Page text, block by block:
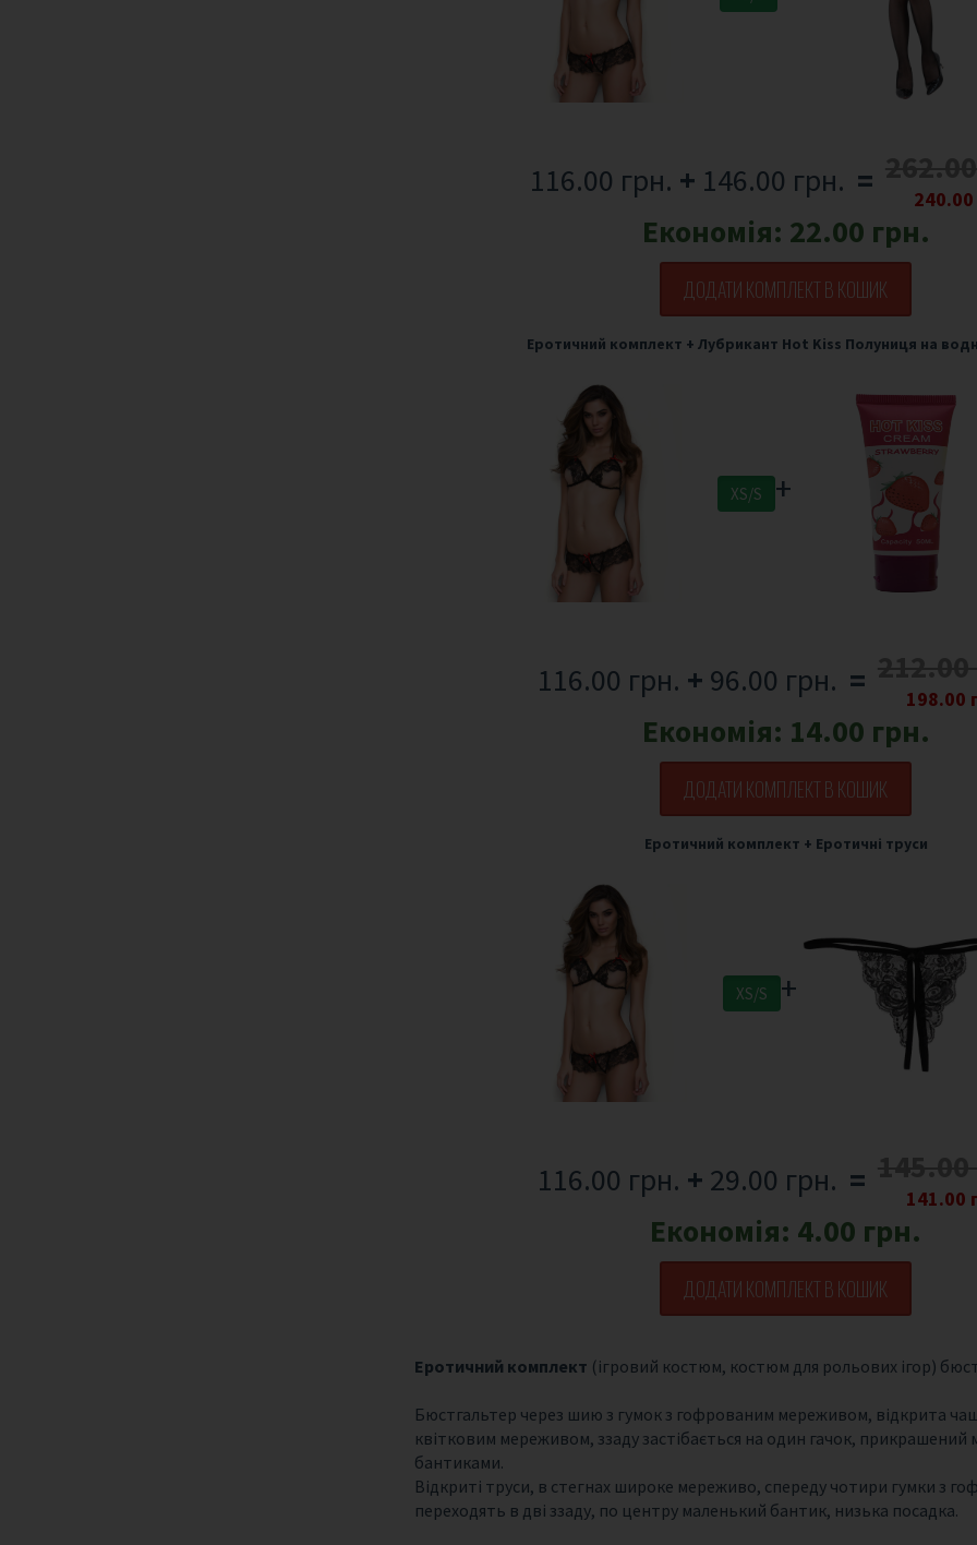
116.00 грн. + 146.00 грн. =
Економія: 22.00 грн.
ДОДАТИ КОМПЛЕКТ В КОШИК
Еротичний комплект + Лубрикант Hot Kiss Полуниця на
XS/S +
116.00 грн. + 96.00 грн. = 198.00
Економія: 14.00 грн.
ДОДАТИ КОМПЛЕКТ В КОШИК
Еротичний комплект + Еротичні труси
XS/S +
116.00 грн. + 29.00 грн. = 141.00
Економія: 4.00 грн.
ДОДАТИ КОМПЛЕКТ В КОШИК
Еротичний комплект (ігровий костюм, костюм для рольових ігор)
Бюстгальтер через шию з гумок з гофрованим мереживом, відкрита
квітковим мереживом, ззаду застібається на один гачок, прикрашений
бантиками.
Відкриті труси, в стегнах широке мереживо, спереду чотири гумки з
переходять в дві ззаду, по центру маленький бантик, низька посадка.